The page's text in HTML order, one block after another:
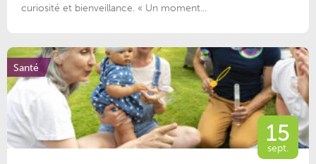
curiosité et bienveillance. « Un moment...
Santé
15
sept.